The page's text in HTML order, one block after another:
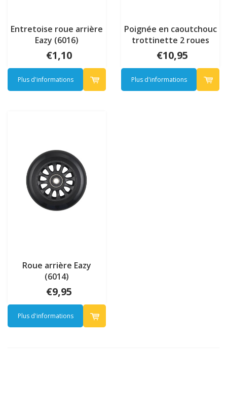
Entretoise roue arrière
Eazy (6016)
€1,10
Plus d'informations
Poignée en caoutchouc
trottinette 2 roues
(4131)
€10,95
Plus d'informations
Roue arrière Eazy
(6014)
€9,95
Plus d'informations